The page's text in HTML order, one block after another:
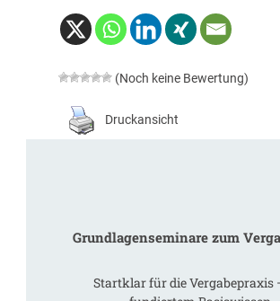
(Noch keine Bewertung)
Druckansicht
Grundlagenseminare zum
Startklar für die Vergabepraxis